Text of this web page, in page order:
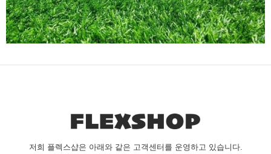
저희 플렉스샵은 아래와 같은 고객센터를 운영하고 있습니다.